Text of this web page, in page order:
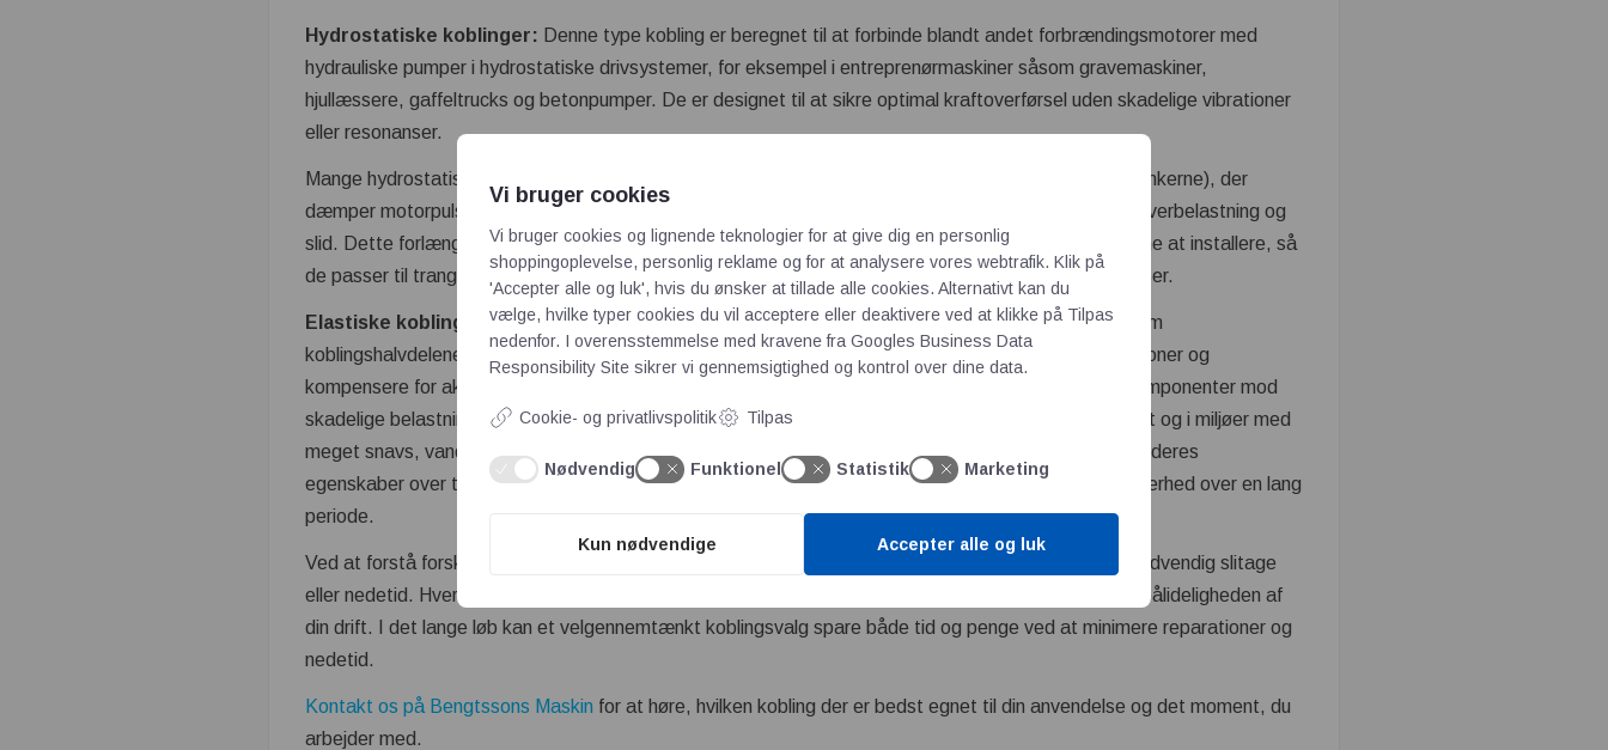
Hydrostatiske koblinger: Denne type kobling er beregnet til at forbinde blandt andet forbrændingsmotorer med
hydrauliske pumper i hydrostatiske drivsystemer, for eksempel i entreprenørmaskiner såsom gravemaskiner,
hjullæssere, gaffeltrucks og betonpumper. De er designet til at sikre optimal kraftoverførsel uden skadelige vibrationer
eller resonanser.
Mange hydrostatiske koblinger er torsionelt fleksible og indeholder specielle materialer (f.eks. en nylonkerne), der
dæmper motorpulseringer. Ved at isolere disse vibrationer er både motor og pumpe beskyttet mod overbelastning og
slid. Dette forlænger levetiden for hele drivlinjen. Hydrostatiske koblinger er også kompakte og nemme at installere, så
de passer til trange steder, samtidig med at de kan modstå høje belastninger over lange driftscyklusser.
Elastiske koblinger:En elastisk kobling bruger “gummilignende elementer” (ofte polyurethan) mellem
koblingshalvdelene for at give fleksibilitet. Den største fordel er evnen til at absorbere stød og vibrationer og
kompensere for aksiale og radiale forskydninger. Dette beskytter både koblingen og andre maskinkomponenter mod
skadelige belastninger. Denne type kobling opfylder en vigtig funktion i applikationer med højt moment og i miljøer med
meget snavs, vand eller olie. Dens elastiske elementer er slidstærke, kemikalieresistente og bevarer deres
egenskaber over tid. Derfor kræver koblingen kun minimal vedligeholdelse og bidrager til høj driftssikkerhed over en lang
periode.
Ved at forstå forskellene mellem disse koblingstyper kan du bedre tilpasse dit udstyr og forhindre unødvendig slitage
eller nedetid. Hver type har sin plads i branchen, og valg af den rigtige kobling øger effektiviteten og pålideligheden af
din drift. I det lange løb kan et velgennemtænkt koblingsvalg spare både tid og penge ved at minimere reparationer og
nedetid.
Kontakt os på Bengtssons Maskin for at høre, hvilken kobling der er bedst egnet til din anvendelse og det moment, du
arbejder med.
Vi bruger cookies
Vi bruger cookies og lignende teknologier for at give dig en personlig
shoppingoplevelse, personlig reklame og for at analysere vores webtrafik. Klik på
'Accepter alle og luk', hvis du ønsker at tillade alle cookies. Alternativt kan du
vælge, hvilke typer cookies du vil acceptere eller deaktivere ved at klikke på Tilpas
nedenfor. I overensstemmelse med kravene fra Googles Business Data
Responsibility Site sikrer vi gennemsigtighed og kontrol over dine data.
Cookie- og privatlivspolitik Tilpas
Nødvendig Funktionel Statistik Marketing
Kun nødvendige Accepter alle og luk